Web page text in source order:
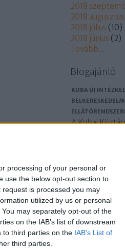
processing of your personal or
use the below opt-out section to
is processed you may
utilized by us or personal
may separately opt-out of the
on the IAB’s list of downstream
to third parties on the IAB’s List of
third parties.
2018
2018 augusztus
2018 július (10)
2018 június (2)
Tovább...
Blogajánló
KUBA ÚJ
A Kubai
Közlönyében
új
átalakítások
Az
szomszédsági